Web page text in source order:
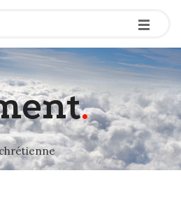
-
-
-
.